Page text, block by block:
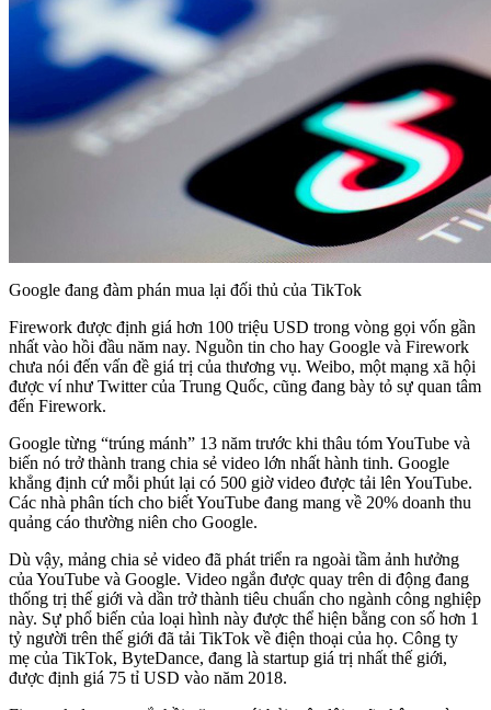
Google đang đàm phán mua lại đối thủ của TikTok
Firework được định giá hơn 100 triệu USD trong vòng gọi vốn gần
nhất vào hồi đầu năm nay. Nguồn tin cho hay Google và Firework
chưa nói đến vấn đề giá trị của thương vụ. Weibo, một mạng xã hội
được ví như Twitter của Trung Quốc, cũng đang bày tỏ sự quan tâm
đến Firework.
Google từng “trúng mánh” 13 năm trước khi thâu tóm YouTube và
biến nó trở thành trang chia sẻ video lớn nhất hành tinh. Google
khẳng định cứ mỗi phút lại có 500 giờ video được tải lên YouTube.
Các nhà phân tích cho biết YouTube đang mang về 20% doanh thu
quảng cáo thường niên cho Google.
Dù vậy, mảng chia sẻ video đã phát triển ra ngoài tầm ảnh hưởng
của YouTube và Google. Video ngắn được quay trên di động đang
thống trị thế giới và dần trở thành tiêu chuẩn cho ngành công nghiệp
này. Sự phổ biến của loại hình này được thể hiện bằng con số hơn 1
tỷ người trên thế giới đã tải TikTok về điện thoại của họ. Công ty
mẹ của TikTok, ByteDance, đang là startup giá trị nhất thế giới,
được định giá 75 tỉ USD vào năm 2018.